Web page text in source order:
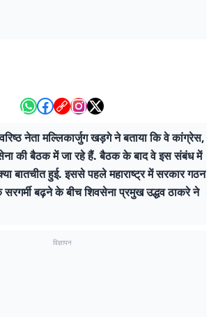
नेता मल्लिकार्जुग खड़गे ने बताया कि वे कांग्रेस,
की बैठक में जा रहे हैं. बैठक के बाद वे इस संबंध में
बातचीत हुई. इससे पहले महाराष्ट्र में सरकार गठन
बढ़ने के बीच शिवसेना प्रमुख उद्धव ठाकरे ने
विज्ञापन